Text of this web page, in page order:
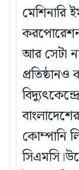
মেশিনারি
করপোরেশন
আর সেটা
কোম্পানি